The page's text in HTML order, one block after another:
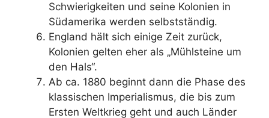
Schwierigkeiten und seine Kolonien in
Südamerika werden selbstständig.
England hält sich einige Zeit zurück,
Kolonien gelten eher als „Mühlsteine um
den Hals“.
Ab ca. 1880 beginnt dann die Phase des
klassischen Imperialismus, die bis zum
Ersten Weltkrieg geht und auch Länder